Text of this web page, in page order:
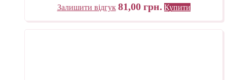
Залишити відгук 81,00 грн. Купити